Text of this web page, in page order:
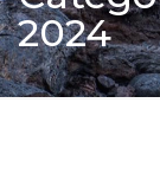
2024